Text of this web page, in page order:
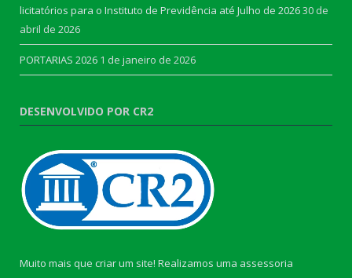
licitatórios para o Instituto de Previdência até Julho de 202630 de
abril de 2026
PORTARIAS 2026 1 de janeiro de 2026
DESENVOLVIDO POR CR2
Muito mais que criar um site! Realizamos uma assessoria